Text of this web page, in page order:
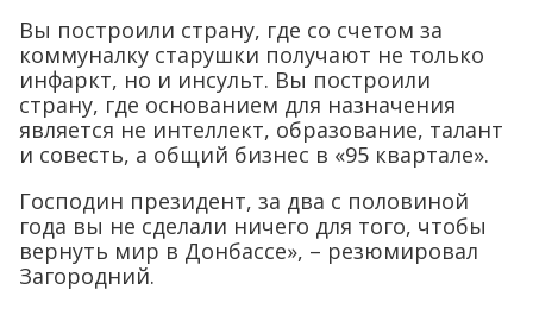
Вы построили страну, где со счетом за
коммуналку старушки получают не только
инфаркт, но и инсульт. Вы построили
страну, где основанием для назначения
является не интеллект, образование, талант
и совесть, а общий бизнес в «95 квартале».
Господин президент, за два с половиной
года вы не сделали ничего для того, чтобы
вернуть мир в Донбассе», – резюмировал
Загородний.